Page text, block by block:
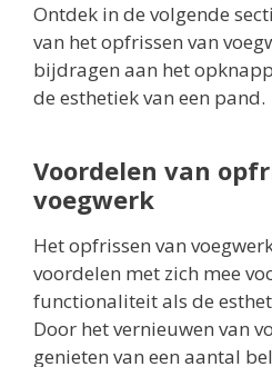
Ontdek in de volgende
van het opfrissen van
bijdragen aan het
de esthetiek van een pand.
Voordelen van
voegwerk
Het opfrissen van
voordelen met zich mee
functionaliteit als de
Door het vernieuwen van
genieten van een aantal